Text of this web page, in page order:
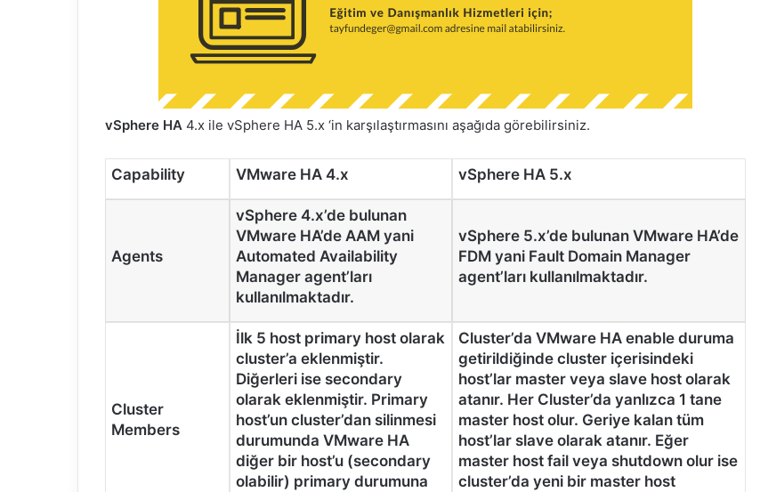
vSphere HA 4.x ile vSphere HA 5.x ‘in karşılaştırmasını aşağıda görebilirsiniz.
Capability VMware HA 4.x vSphere HA 5.x
Agents
vSphere 4.x’de bulunan
VMware HA’de AAM yani
Automated Availability
Manager agent’ları
kullanılmaktadır.
vSphere 5.x’de bulunan VMware HA’de
FDM yani Fault Domain Manager
agent’ları kullanılmaktadır.
Cluster
Members
İlk 5 host primary host olarak
cluster’a eklenmiştir.
Diğerleri ise secondary
olarak eklenmiştir. Primary
host’un cluster’dan silinmesi
durumunda VMware HA
diğer bir host’u (secondary
olabilir) primary durumuna
Cluster’da VMware HA enable duruma
getirildiğinde cluster içerisindeki
host’lar master veya slave host olarak
atanır. Her Cluster’da yanlızca 1 tane
master host olur. Geriye kalan tüm
host’lar slave olarak atanır. Eğer
master host fail veya shutdown olur ise
cluster’da yeni bir master host